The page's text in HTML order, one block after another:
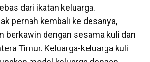
dari ikatan keluarga.
pernah kembali ke desanya,
berkawin dengan sesama kuli dan
Timur. Keluarga-keluarga kuli